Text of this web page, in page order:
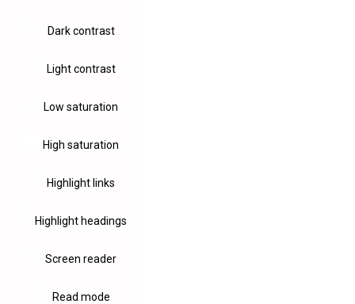
Dark contrast
Light contrast
Low saturation
High saturation
Highlight links
Highlight headings
Screen reader
Read mode